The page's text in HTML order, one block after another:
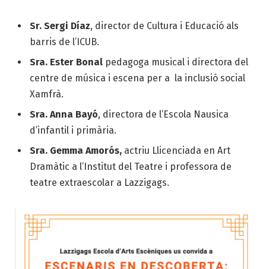
Sr. Sergi Díaz, director de Cultura i Educació als
barris de l’ICUB.
Sra. Ester Bonal pedagoga musical i directora del
centre de música i escena per a la inclusió social
Xamfrà.
Sra. Anna Bayó, directora de l’Escola Nausica
d’infantil i primària.
Sra. Gemma Amorós, actriu Llicenciada en Art
Dramàtic a l’Institut del Teatre i professora de
teatre extraescolar a Lazzigags.